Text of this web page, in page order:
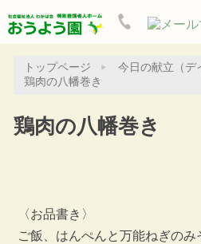
トップページ
今日の献立（デ
鶏肉の八幡巻き
鶏肉の八幡巻き
〈お品書き〉
ご飯、はんぺんと万能ねぎのみ